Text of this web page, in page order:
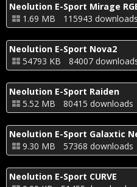
Neolution E-Sport Mirage
1.69 MB
115943 downloads
Neolution E-Sport Nova2
54793 KB
84007
Neolution E-Sport Raiden
5.52 MB
80415 downloads
Neolution E-Sport Galaxtic
9.30 MB
57368 downloads
Neolution E-Sport CURVE